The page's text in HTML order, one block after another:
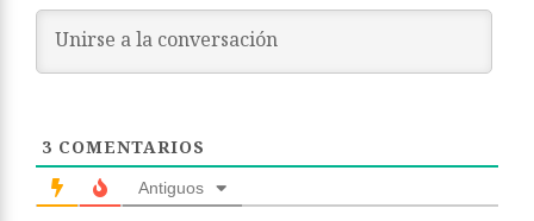
3 COMENTARIOS
Antiguos